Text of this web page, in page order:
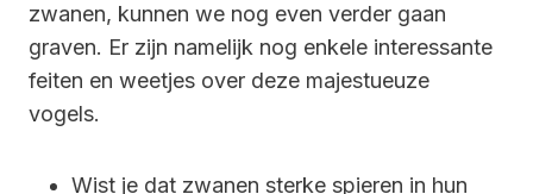
zwanen, kunnen we nog even verder gaan
graven. Er zijn namelijk nog enkele interessante
feiten en weetjes over deze majestueuze
vogels.
Wist je dat zwanen sterke spieren in hun